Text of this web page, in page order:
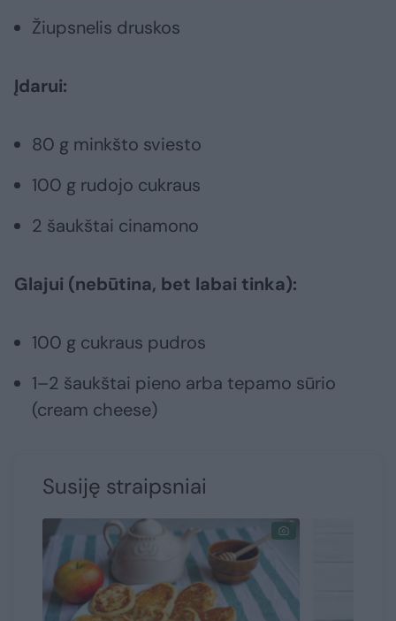
Žiupsnelis druskos
Įdarui:
80 g minkšto sviesto
100 g rudojo cukraus
2 šaukštai cinamono
Glajui (nebūtina, bet labai tinka):
100 g cukraus pudros
1–2 šaukštai pieno arba tepamo sūrio
(cream cheese)
Susiję straipsniai